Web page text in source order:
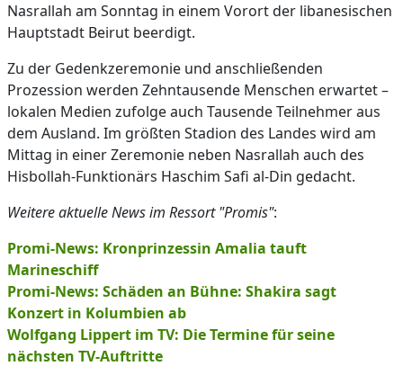
Nasrallah am Sonntag in einem Vorort der libanesischen
Hauptstadt Beirut beerdigt.
Zu der Gedenkzeremonie und anschließenden
Prozession werden Zehntausende Menschen erwartet –
lokalen Medien zufolge auch Tausende Teilnehmer aus
dem Ausland. Im größten Stadion des Landes wird am
Mittag in einer Zeremonie neben Nasrallah auch des
Hisbollah-Funktionärs Haschim Safi al-Din gedacht.
Weitere aktuelle News im Ressort "Promis":
Promi-News: Kronprinzessin Amalia tauft
Marineschiff
Promi-News: Schäden an Bühne: Shakira sagt
Konzert in Kolumbien ab
Wolfgang Lippert im TV: Die Termine für seine
nächsten TV-Auftritte